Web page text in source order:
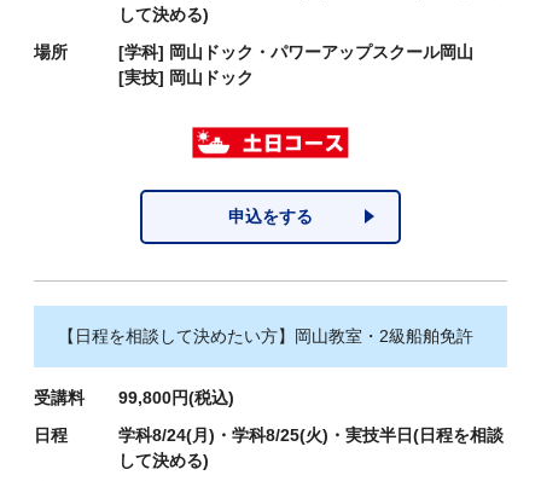
して決める)
場所
[学科] 岡山ドック・パワーアップスクール岡山
[実技] 岡山ドック
申込をする
【日程を相談して決めたい方】岡山教室・2級船舶免許
受講料
99,800円(税込)
日程
学科8/24(月)・学科8/25(火)・実技半日(日程を相談
して決める)